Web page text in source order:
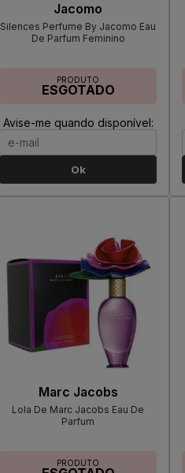
Jacomo
Silences Perfume By Jacomo Eau
De Parfum Feminino
PRODUTO
ESGOTADO
Avise-me quando disponível:
Ok
Marc Jacobs
Lola De Marc Jacobs Eau De
Parfum
PRODUTO